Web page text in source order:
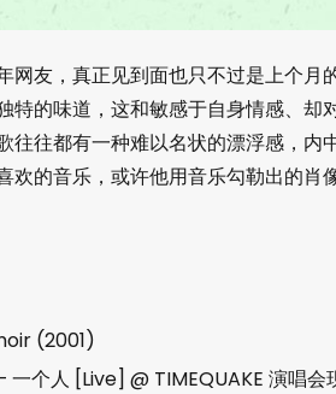
网友，真正见到面也只不过是上个月
的味道，这和敏感于自身情感、却
往往都有一种难以名状的漂浮感，内
欢的音乐，或许他用音乐勾勒出的肖
(2001)
个人 [Live] @ TIMEQUAKE 演唱会